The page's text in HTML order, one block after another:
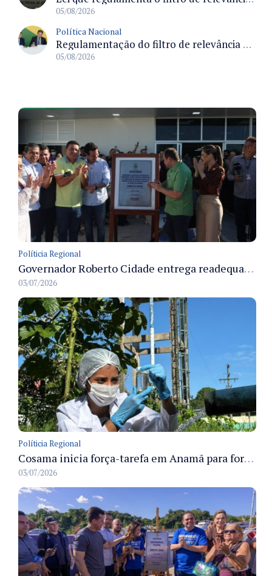
05/08/2026
Política Nacional
Regulamentação do filtro de relevância permitirá ao STJ concentrar julgamentos de maior impacto nacional
05/08/2026
Políticia Regional
Governador Roberto Cidade entrega readequação do ambulatório da FCecon e amplia capacidade de atendimento oncológico em Manaus
03/07/2026
Políticia Regional
Cosama inicia força-tarefa em Anamã para fortalecer abastecimento de água e segurança hídrica da população
03/07/2026